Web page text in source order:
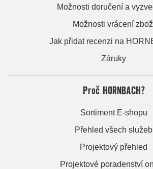
Možnosti doručení a
Možnosti vrácení
Jak přidat recenzi na
Záruky
Proč HORNBACH?
Sortiment E-shopu
Přehled všech služeb
Projektový přehled
Projektové poradenství